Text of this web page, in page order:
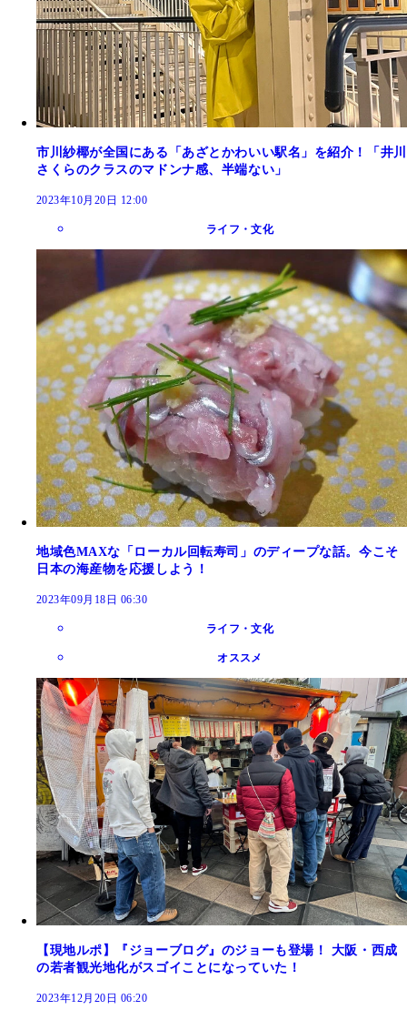
市川紗椰が全国にある「あざとかわいい駅名」を紹介！「井川
さくらのクラスのマドンナ感、半端ない」
2023年10月20日 12:00
ライフ・文化
地域色MAXな「ローカル回転寿司」のディープな話。今こそ
日本の海産物を応援しよう！
2023年09月18日 06:30
ライフ・文化
オススメ
【現地ルポ】『ジョーブログ』のジョーも登場！ 大阪・西成
の若者観光地化がスゴイことになっていた！
2023年12月20日 06:20